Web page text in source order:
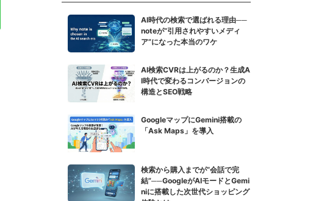
AI時代の検索で選ばれる理由──
noteが“引用されやすいメディ
ア”になった本当のワケ
AI検索CVRは上がるのか？生成A
I時代で変わるコンバージョンの
構造とSEO戦略
GoogleマップにGemini搭載の
「Ask Maps」を導入
検索から購入までが“会話で完
結”──GoogleがAIモードとGemi
niに搭載した次世代ショッピング